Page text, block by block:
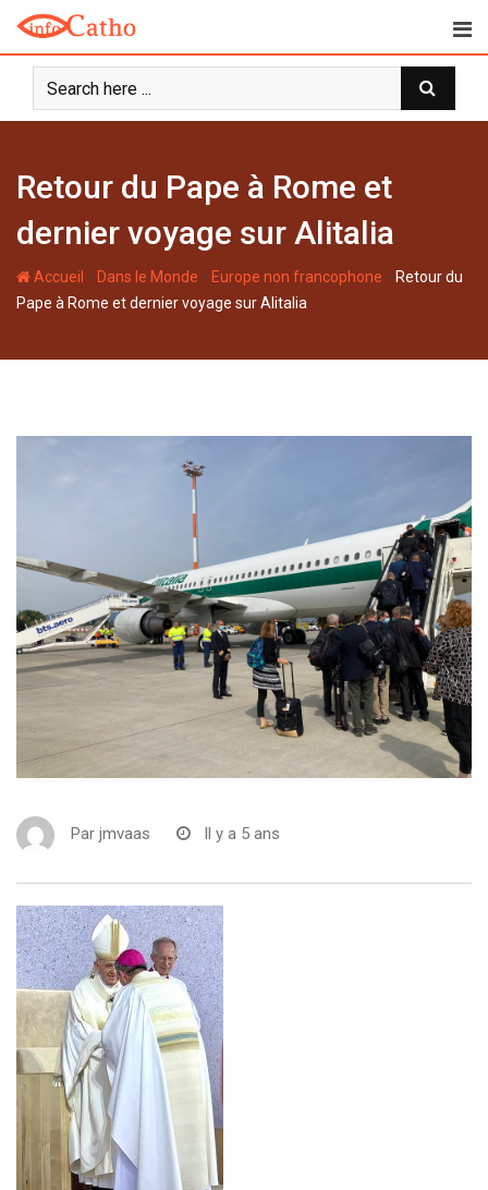
t
Retour du Pape à Rome et
dernier voyage sur Alitalia
Accueil - Dans le Monde - Europe non francophone - Retour du
Pape à Rome et dernier voyage sur Alitalia
Par jmvaas Il y a 5 ans